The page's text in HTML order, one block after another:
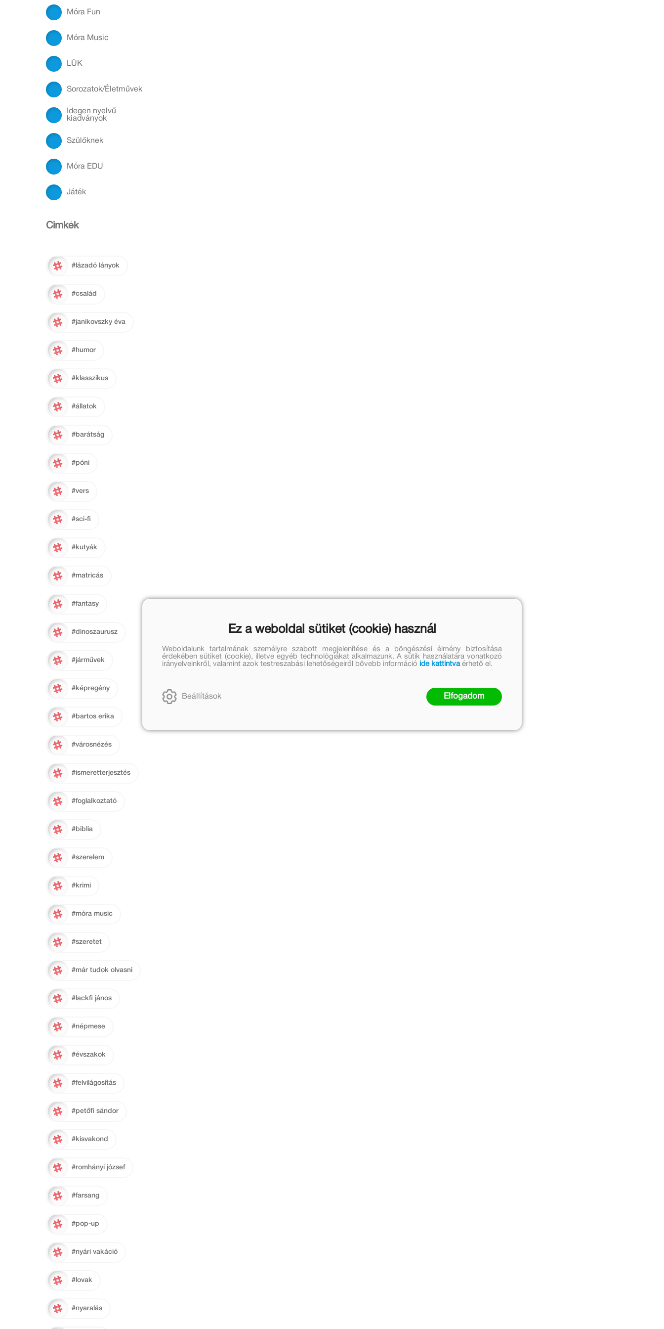
Móra Fun
Móra Music
LÜK
Sorozatok/Életművek
Idegen nyelvű
kiadványok
Szülőknek
Móra EDU
Játék
Cimkék
#lázadó lányok
#család
#janikovszky éva
#humor
#klasszikus
#állatok
#barátság
#póni
#vers
#sci-fi
#kutyák
#matricás
#fantasy
#dinoszaurusz
#járművek
#képregény
#bartos erika
#városnézés
#ismeretterjesztés
#foglalkoztató
#biblia
#szerelem
#krimi
#móra music
#szeretet
#már tudok olvasni
#lackfi jános
#népmese
#évszakok
#felvilágosítás
#petőfi sándor
#kisvakond
#romhányi józsef
#farsang
#pop-up
#nyári vakáció
#lovak
#nyaralás
Ez a weboldal sütiket (cookie) használ
Weboldalunk tartalmának személyre szabott megjelenítése és a böngészési élmény biztosítása
érdekében sütiket (cookie), illetve egyéb technológiákat alkalmazunk. A sütik használatára vonatkozó
irányelveinkről, valamint azok testreszabási lehetőségeiről bővebb információ ide kattintvaérhető el.
Beállítások Elfogadom